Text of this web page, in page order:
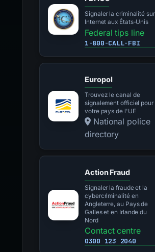
Signaler la criminalité sur
Internet aux États-Unis
Federal tips line
1-800-CALL-FBI
Europol
Trouvez le canal de
signalement officiel pour
votre pays de l'UE
National police
directory
Action Fraud
Signaler la fraude et la
cybercriminalité en
Angleterre, au Pays de
Galles et en Irlande du
Nord
Contact centre
0300 123 2040